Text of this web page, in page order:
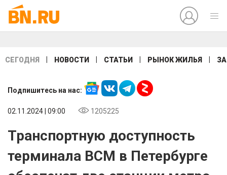
СЕГОДНЯ НОВОСТИ СТАТЬИ РЫНОК ЖИЛЬЯ
Подпишитесь на нас:
02.11.2024 | 09:00 1205225
Транспортную доступность
терминала ВСМ в Петербурге